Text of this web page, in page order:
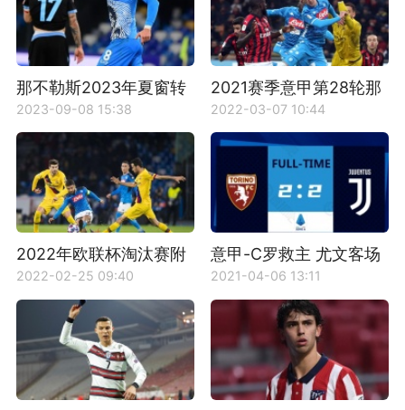
那不勒斯2023年夏窗转
会交易结果
2023-09-08 15:38
2021赛季意甲第28轮那
不勒斯VSAC米兰比赛回
放
2022-03-07 10:44
2022年欧联杯淘汰赛附
加赛次回合那不勒斯VS
巴塞罗那比赛回放
2022-02-25 09:40
意甲-C罗救主 尤文客场
2-2战平都灵
2021-04-06 13:11